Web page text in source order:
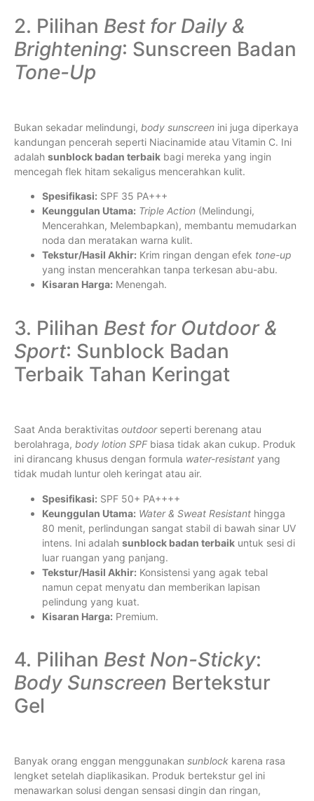
2. Pilihan Best for Daily &
Brightening: Sunscreen Badan
Tone-Up
Bukan sekadar melindungi, body sunscreen ini juga diperkaya
kandungan pencerah seperti Niacinamide atau Vitamin C. Ini
adalah sunblock badan terbaik bagi mereka yang ingin
mencegah flek hitam sekaligus mencerahkan kulit.
Spesifikasi: SPF 35 PA+++
Keunggulan Utama: Triple Action (Melindungi,
Mencerahkan, Melembapkan), membantu memudarkan
noda dan meratakan warna kulit.
Tekstur/Hasil Akhir: Krim ringan dengan efek tone-up
yang instan mencerahkan tanpa terkesan abu-abu.
Kisaran Harga: Menengah.
3. Pilihan Best for Outdoor &
Sport: Sunblock Badan
Terbaik Tahan Keringat
Saat Anda beraktivitas outdoorseperti berenang atau
berolahraga, body lotion SPFbiasa tidak akan cukup. Produk
ini dirancang khusus dengan formula water-resistant yang
tidak mudah luntur oleh keringat atau air.
Spesifikasi: SPF 50+ PA++++
Keunggulan Utama: Water & Sweat Resistant hingga
80 menit, perlindungan sangat stabil di bawah sinar UV
intens. Ini adalah sunblock badan terbaik untuk sesi di
luar ruangan yang panjang.
Tekstur/Hasil Akhir: Konsistensi yang agak tebal
namun cepat menyatu dan memberikan lapisan
pelindung yang kuat.
Kisaran Harga: Premium.
4. Pilihan Best Non-Sticky:
Body Sunscreen Bertekstur
Gel
Banyak orang enggan menggunakan sunblock karena rasa
lengket setelah diaplikasikan. Produk bertekstur gel ini
menawarkan solusi dengan sensasi dingin dan ringan,